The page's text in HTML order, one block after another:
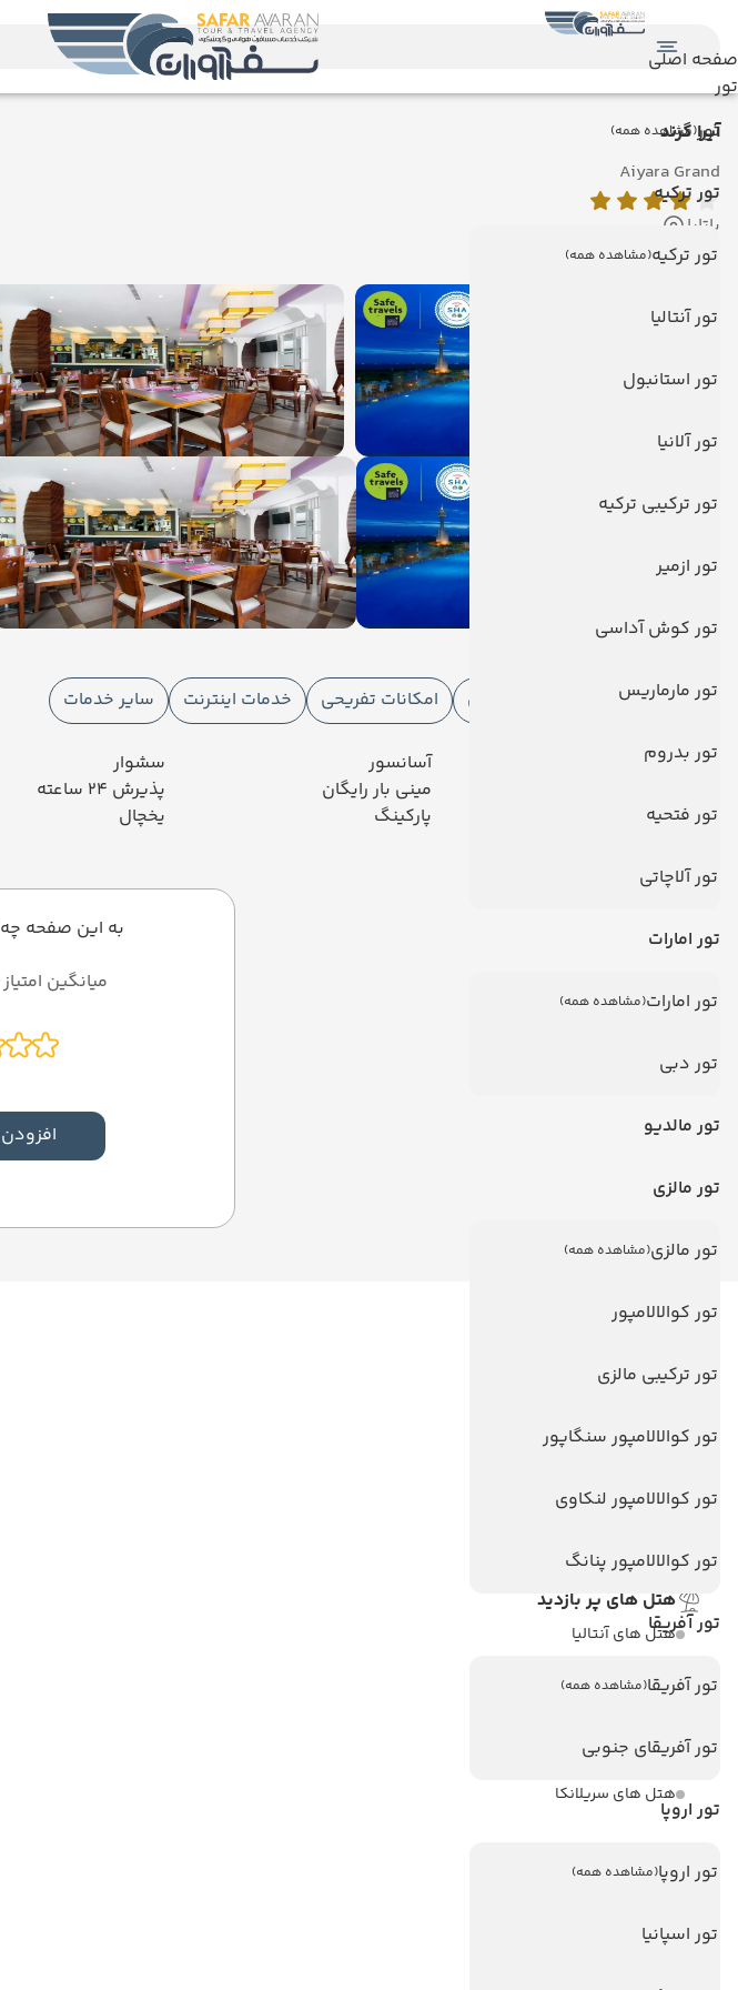
صفحه اصلی
تور
تور(مشاهده همه)
تور ترکیه
تور ترکیه(مشاهده همه)
تور آنتالیا
تور استانبول
تور آلانیا
تور ترکیبی ترکیه
تور ازمیر
تور کوش آداسی
تور مارماریس
تور بدروم
تور فتحیه
تور آلاچاتی
تور امارات
تور امارات(مشاهده همه)
تور دبی
تور مالدیو
تور مالزی
تور مالزی(مشاهده همه)
تور کوالالامپور
تور ترکیبی مالزی
تور کوالالامپور سنگاپور
تور کوالالامپور لنکاوی
تور کوالالامپور پنانگ
تور آفریقا
تور آفریقا(مشاهده همه)
تور آفریقای جنوبی
تور اروپا
تور اروپا(مشاهده همه)
تور اسپانیا
آیرا گرند
Aiyara Grand
پاتایا
نمایش روی نقشه
امکانات هتل
امکانات هتل
امکانات ورزشی امکانات تفریحی خدمات اینترنت سایر خدمات
رستوران
خدمات 24 ساعته در اتاق
آسانسور
مینی بار رایگان
پارکینگ
سشوار
پذیرش 24 ساعته
یخچال
به این صفحه
میانگین امتیاز 0 از 5 ( از 0 رای )
ویزا
درباره ما
تماس با ما
هتل های پر بازدید
هتل های آنتالیا
هتل های استانبول
هتل های اندونزی
هتل های سریلانکا
تورهای پربازدید
تور آنتالیا